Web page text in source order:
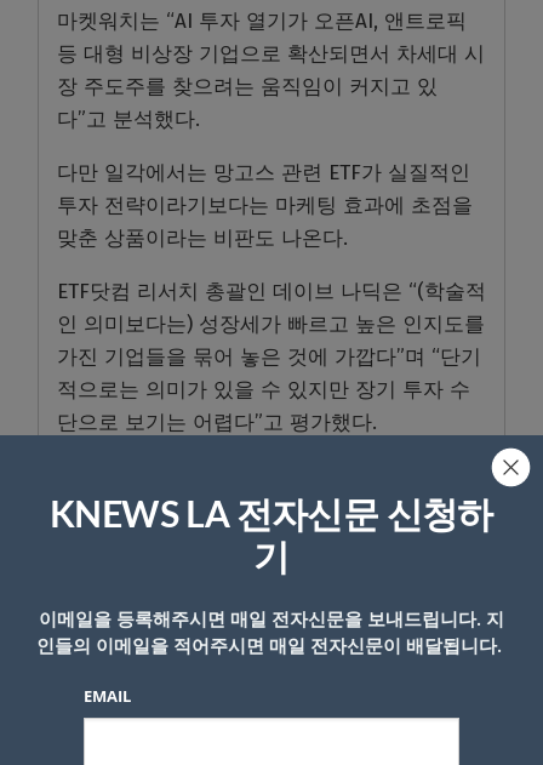
마켓워치는 “AI 투자 열기가 오픈AI, 앤트로픽
등 대형 비상장 기업으로 확산되면서 차세대 시
장 주도주를 찾으려는 움직임이 커지고 있
다”고 분석했다.
다만 일각에서는 망고스 관련 ETF가 실질적인
투자 전략이라기보다는 마케팅 효과에 초점을
맞춘 상품이라는 비판도 나온다.
ETF닷컴 리서치 총괄인 데이브 나딕은 “(학술적
인 의미보다는) 성장세가 빠르고 높은 인지도를
가진 기업들을 묶어 놓은 것에 가깝다”며 “단기
적으로는 의미가 있을 수 있지만 장기 투자 수
단으로 보기는 어렵다”고 평가했다.
- Copyright © KNEWSLA.COM, 무단 전재 및 재배포 금지
답글 남기기
KNEWS LA 전자신문 신청하
기
이메일을 등록해주시면 매일 전자신문을 보내드립니다. 지
인들의 이메일을 적어주시면 매일 전자신문이 배달됩니다.
EMAIL